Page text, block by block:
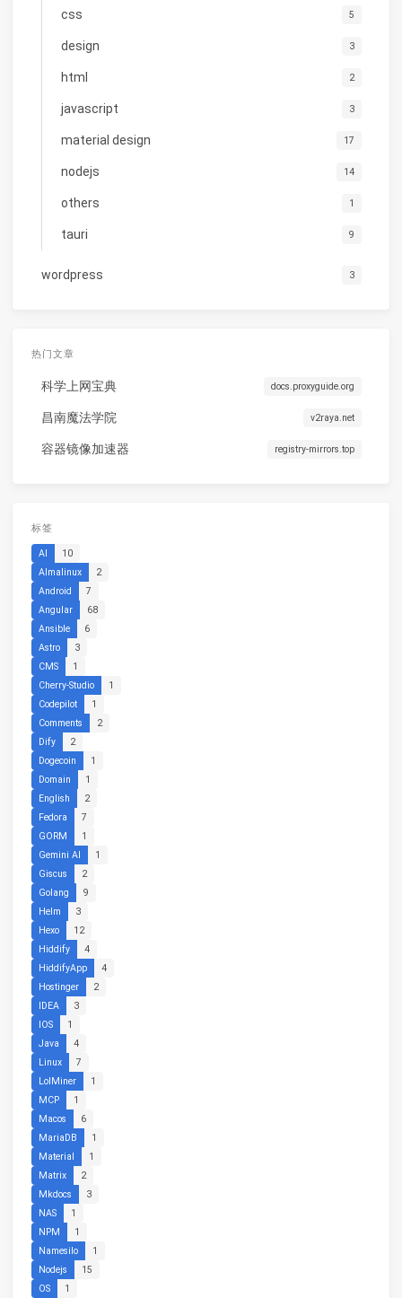
css 5
design 3
html 2
javascript 3
material design 17
nodejs 14
others 1
tauri 9
wordpress 3
热门文章
科学上网宝典 docs.proxyguide.org
昌南魔法学院 v2raya.net
容器镜像加速器 registry-mirrors.top
标签
AI
10
Almalinux
2
Android
7
Angular
68
Ansible
6
Astro
3
CMS
1
Cherry-Studio
1
Codepilot
1
Comments
2
Dify
2
Dogecoin
1
Domain
1
English
2
Fedora
7
GORM
1
Gemini AI
1
Giscus
2
Golang
9
Helm
3
Hexo
12
Hiddify
4
HiddifyApp
4
Hostinger
2
IDEA
3
IOS
1
Java
4
Linux
7
LolMiner
1
MCP
1
Macos
6
MariaDB
1
Material
1
Matrix
2
Mkdocs
3
NAS
1
NPM
1
Namesilo
1
Nodejs
15
OS
1